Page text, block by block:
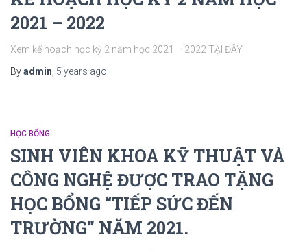
2021 – 2022
Xem kế hoạch học kỳ 2 năm học 2021 – 2022 TẠI ĐÂY
Byadmin 5 years ago
HỌC BỔNG
SINH VIÊN KHOA KỸ THUẬT VÀ
CÔNG NGHỆ ĐƯỢC TRAO TẶNG
HỌC BỔNG “TIẾP SỨC ĐẾN
TRƯỜNG” NĂM 2021.